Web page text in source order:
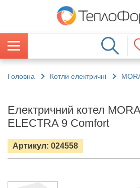
Головна Котли електричні
Електричний котел
ELECTRA 9 Comfort
Артикул: 024558